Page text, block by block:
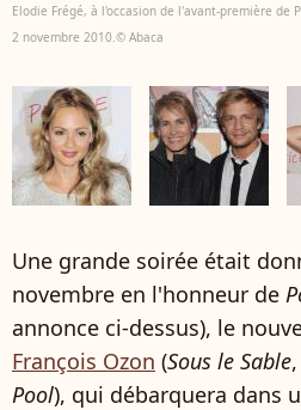
Elodie Frégé, à l'occasion de l'avant-première de
2 novembre 2010.© Abaca
Une grande soirée était
novembre en l'honneur de
annonce ci-dessus), le
François Ozon (Sous le Sable,
Pool), qui débarquera dans